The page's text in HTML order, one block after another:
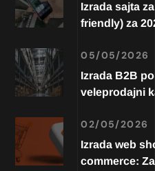
Izrada sajta
friendly) za
05/05/2026
Izrada B2B
veleprodajni
02/05/2026
Izrada web
commerce: